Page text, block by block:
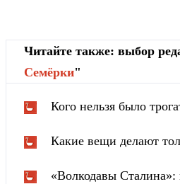
Читайте также: выбор
Cемёрки"
Кого нельзя было
Какие вещи делают
«Волкодавы